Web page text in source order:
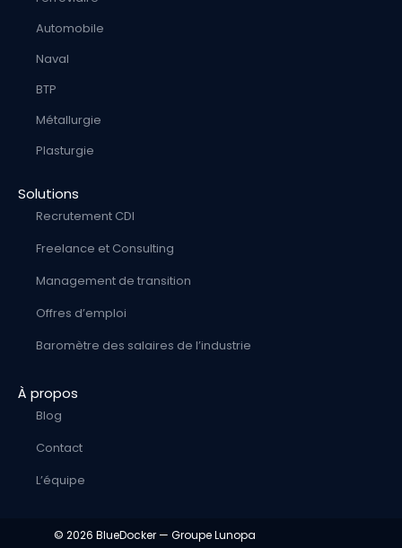
Automobile
Naval
BTP
Métallurgie
Plasturgie
Solutions
Recrutement CDI
Freelance et Consulting
Management de transition
Offres d’emploi
Baromètre des salaires de l’industrie
À propos
Blog
Contact
L’équipe
© 2026 BlueDocker — Groupe Lunopa